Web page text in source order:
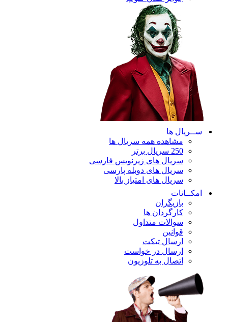
ها
مشاهده همه سریال ها
سریال های زیرنویس فارسی
سریال های دوبله پارسی
سریال های امتیاز بالا
کارگردان ها
سوالات متداول
ارسال تیکت
ارسال در خواست
اتصال به تلوزیون